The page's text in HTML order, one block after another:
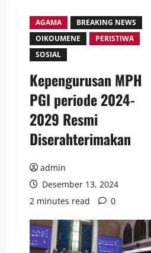
AGAMA
BREAKING NEWS
OIKOUMENE
PERISTIWA
SOSIAL
Kepengurusan MPH
PGI periode 2024-
2029 Resmi
Diserahterimakan
admin
Desember 13, 2024
2 minutes read
0